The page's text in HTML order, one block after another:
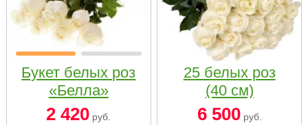
Букет белых роз
«Белла»
2 420 руб.
25 белых роз
(40 см)
6 500руб.